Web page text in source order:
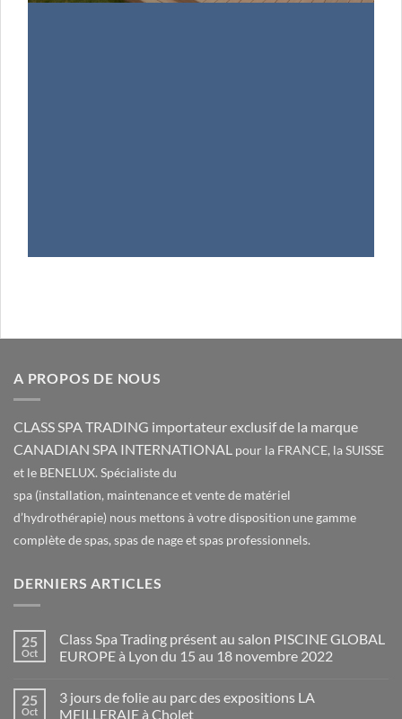
A PROPOS DE NOUS
CLASS SPA TRADING importateur exclusif de la marque
CANADIAN SPA INTERNATIONAL pour la FRANCE, la SUISSE
et le BENELUX. Spécialiste du
spa (installation, maintenance et vente de matériel
d’hydrothérapie) nous mettons à votre disposition une gamme
complète de spas, spas de nage et spas professionnels.
DERNIERS ARTICLES
25
Oct
Class Spa Trading présent au salon PISCINE GLOBAL
EUROPE à Lyon du 15 au 18 novembre 2022
sur
Class
25
Oct
3 jours de folie au parc des expositions LA
MEILLERAIE à Cholet